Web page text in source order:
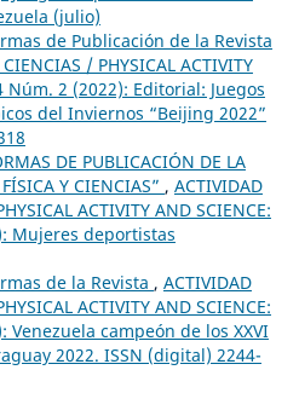
(julio)
de Publicación de la Revista
/ PHYSICAL ACTIVITY
Núm. 2 (2022): Editorial: Juegos
del Inviernos “Beijing 2022”
DE PUBLICACIÓN DE LA
Y CIENCIAS” , ACTIVIDAD
ACTIVITY AND SCIENCE:
Mujeres deportistas
de la Revista , ACTIVIDAD
ACTIVITY AND SCIENCE:
Venezuela campeón de los XXVI
2022. ISSN (digital) 2244-